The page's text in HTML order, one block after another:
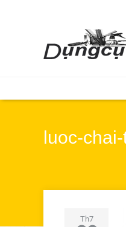
luoc-
Th7